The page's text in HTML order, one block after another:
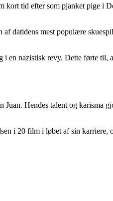
kort tid efter som pjanket pige i
datidens mest populære
en nazistisk revy. Dette førte til,
Hendes talent og karisma
i 20 film i løbet af sin karriere,